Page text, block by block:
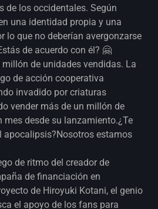
de los occidentales. Según
una identidad propia y una
lo que no deberían avergonzarse
de acuerdo con él? 🤗
de unidades vendidas. La
de acción cooperativa
invadido por criaturas
vender más de un millón de
mes desde su lanzamiento.¿Te
apocalipsis?Nosotros estamos
de ritmo del creador de
de financiación en
de Hiroyuki Kotani, el genio
el apoyo de los fans para